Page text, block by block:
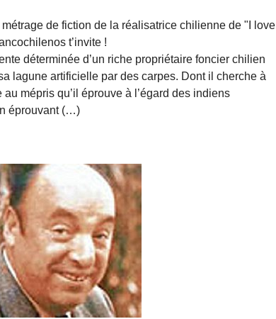
de fiction de la réalisatrice chilienne de "I love
t’invite !
déterminée d’un riche propriétaire foncier chilien
lagune artificielle par des carpes. Dont il cherche à
mépris qu’il éprouve à l’égard des indiens
éprouvant (…)